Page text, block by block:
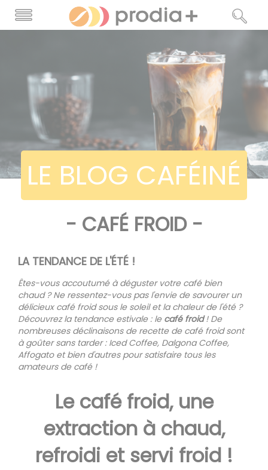
LE BLOG CAFÉINÉ
- CAFÉ FROID -
LA TENDANCE DE L'ÉTÉ !
Êtes-vous accoutumé à déguster votre café bien
chaud ? Ne ressentez-vous pas l'envie de savourer un
délicieux café froid sous le soleil et la chaleur de l'été ?
Découvrez la tendance estivale : le café froid! De
nombreuses déclinaisons de recette de café froid sont
à goûter sans tarder : Iced Coffee, Dalgona Coffee,
Affogato et bien d'autres pour satisfaire tous les
amateurs de café !
Le café froid, une
extraction à chaud,
refroidi et servi froid !